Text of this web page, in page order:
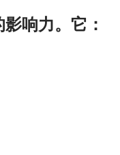
响力。它：